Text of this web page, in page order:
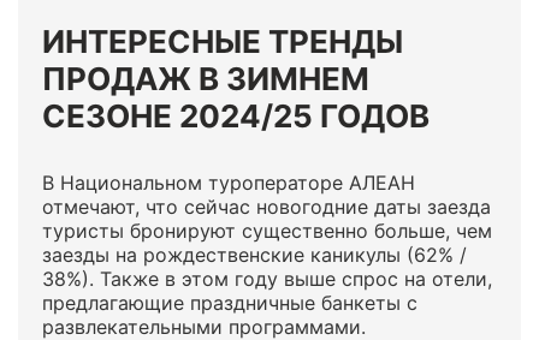
ИНТЕРЕСНЫЕ ТРЕНДЫ
ПРОДАЖ В ЗИМНЕМ
СЕЗОНЕ 2024/25 ГОДОВ
В Национальном туроператоре АЛЕАН
отмечают, что сейчас новогодние даты заезда
туристы бронируют существенно больше, чем
заезды на рождественские каникулы (62% /
38%). Также в этом году выше спрос на отели,
предлагающие праздничные банкеты с
развлекательными программами.